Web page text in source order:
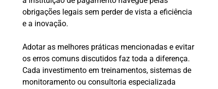
obrigações legais sem perder de vista a eficiência
e a inovação.
Adotar as melhores práticas mencionadas e evitar
os erros comuns discutidos faz toda a diferença.
Cada investimento em treinamentos, sistemas de
monitoramento ou consultoria especializada